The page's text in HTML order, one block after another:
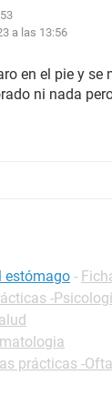
a las 13:56
en el pie y
ni nada
estómago -
-
prácticas -